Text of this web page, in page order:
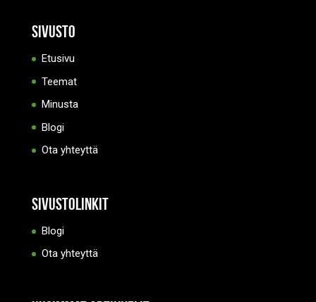
Sivusto
Etusivu
Teemat
Minusta
Blogi
Ota yhteyttä
Sivustolinkit
Blogi
Ota yhteyttä